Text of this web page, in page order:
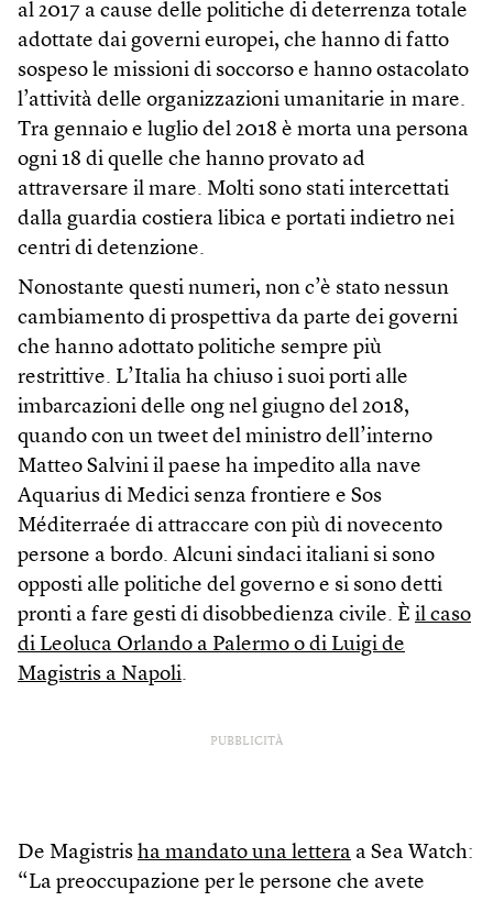
al 2017 a cause delle politiche di deterrenza totale
adottate dai governi europei, che hanno di fatto
sospeso le missioni di soccorso e hanno ostacolato
l’attività delle organizzazioni umanitarie in mare.
Tra gennaio e luglio del 2018 è morta una persona
ogni 18 di quelle che hanno provato ad
attraversare il mare. Molti sono stati intercettati
dalla guardia costiera libica e portati indietro nei
centri di detenzione.
Nonostante questi numeri, non c’è stato nessun
cambiamento di prospettiva da parte dei governi
che hanno adottato politiche sempre più
restrittive. L’Italia ha chiuso i suoi porti alle
imbarcazioni delle ong nel giugno del 2018,
quando con un tweet del ministro dell’interno
Matteo Salvini il paese ha impedito alla nave
Aquarius di Medici senza frontiere e Sos
Méditerraée di attraccare con più di novecento
persone a bordo. Alcuni sindaci italiani si sono
opposti alle politiche del governo e si sono detti
pronti a fare gesti di disobbedienza civile. È il caso
di Leoluca Orlando a Palermo o di Luigi de
Magistris a Napoli.
PUBBLICITÀ
De Magistris ha mandato una lettera a Sea Watch:
“La preoccupazione per le persone che avete